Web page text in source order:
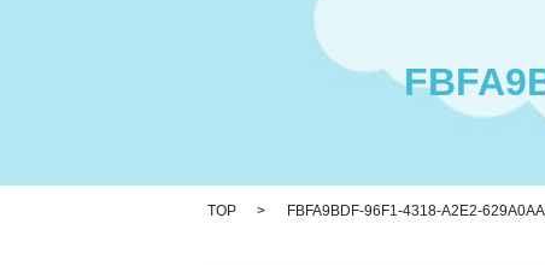
TOP FBFA9BDF-96F1-4318-A2E2-